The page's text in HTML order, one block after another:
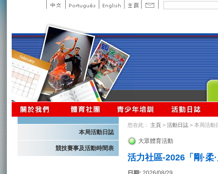
本局活動日誌
競技賽事及活動時間表
您在此： 主頁 > 活動日誌 > 本局活動
大眾體育活動
活力社區-2026「剛·柔